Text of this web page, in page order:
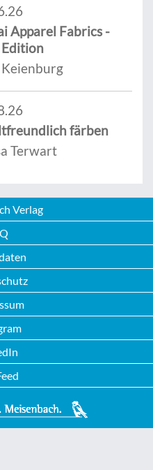
Apparel Fabrics -
färben
Terwart
Verlag